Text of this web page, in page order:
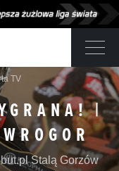
TV
|
Stalą Gorzów